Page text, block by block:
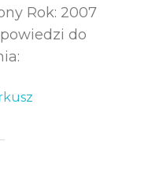
Rok: 2007
do